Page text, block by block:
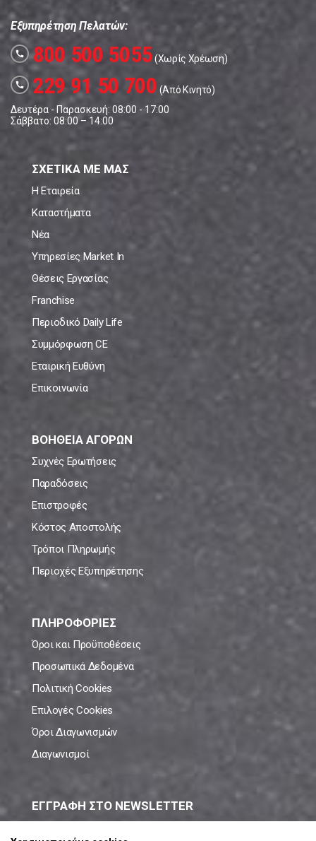
Εξυπηρέτηση Πελατών:
call 800 500 5055(Χωρίς Χρέωση)
call 229 91 50 700 (Από Κινητό)
Δευτέρα - Παρασκευή: 08:00 - 17:00
Σάββατο: 08:00 – 14:00
ΣΧΕΤΙΚΑ ΜΕ ΜΑΣ
Η Εταιρεία
Καταστήματα
Νέα
Υπηρεσίες Market In
Θέσεις Εργασίας
Franchise
Περιοδικό Daily Life
Συμμόρφωση CE
Εταιρική Ευθύνη
Επικοινωνία
ΒΟΗΘΕΙΑ ΑΓΟΡΩΝ
Συχνές Ερωτήσεις
Παραδόσεις
Επιστροφές
Κόστος Αποστολής
Τρόποι Πληρωμής
Περιοχές Εξυπηρέτησης
ΠΛΗΡΟΦΟΡΙΕΣ
Όροι και Προϋποθέσεις
Προσωπικά Δεδομένα
Πολιτική Cookies
Επιλογές Cookies
Όροι Διαγωνισμών
Διαγωνισμοί
ΕΓΓΡΑΦΗ ΣΤΟ NEWSLETTER